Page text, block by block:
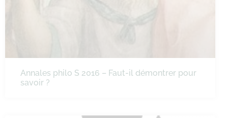
Annales philo S 2016 – Faut-il démontrer pour
savoir ?